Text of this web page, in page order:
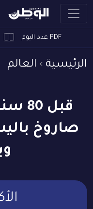
PDF عدد اليوم
الرئيسية العالم
صاروخ